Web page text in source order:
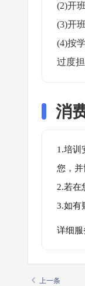
(2)开
(3)开
(4)按
过度担
消
1.培训
您，
2.若在
3.如有
详细
上一条